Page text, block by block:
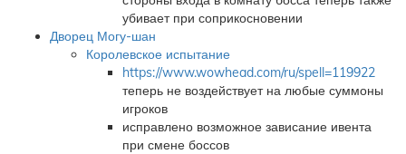
убивает при соприкосновении
Дворец Могу-шан
Королевское испытание
https://www.wowhead.com/ru/spell=119922
теперь не воздействует на любые суммоны
игроков
исправлено возможное зависание ивента
при смене боссов